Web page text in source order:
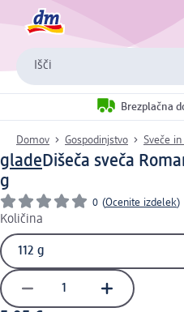
Išči
Brezplačna
Domov Gospodinjstvo Sveče
gladeDišeča sveča
g
0 (Ocenite izdelek)
Količina